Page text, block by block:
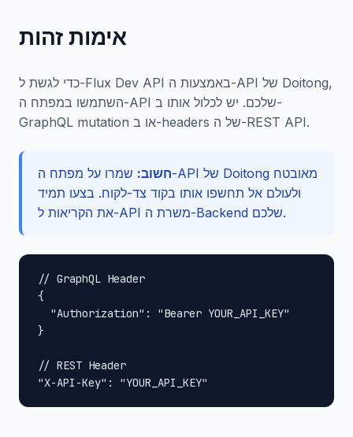
אימות זהות
כדי לגשת ל-Flux Dev API באמצעות ה-API של Doitong,
השתמשו במפתח ה-API שלכם. יש לכלול אותו ב-
GraphQL mutation או ב-headers של ה-REST API.
חשוב: שמרו על מפתח ה-API של Doitong מאובטח
ולעולם אל תחשפו אותו בקוד צד-לקוח. בצעו תמיד
את הקריאות ל-API משרת ה-Backend שלכם.
// GraphQL Header
{
  "Authorization": "Bearer YOUR_API_KEY"
}
// REST Header
"X-API-Key": "YOUR_API_KEY"